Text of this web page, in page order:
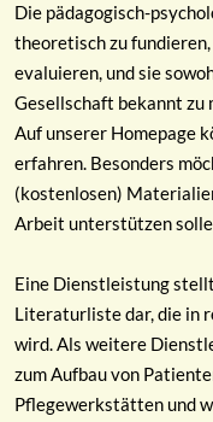
Die pädagogisch-
theoretisch zu
evaluieren, und sie
Gesellschaft bekannt zu
Auf unserer Homepage
erfahren. Besonders
(kostenlosen)
Arbeit unterstützen
Eine Dienstleistung
Literaturliste dar, die in
wird. Als weitere
zum Aufbau von
Pflegewerkstätten und